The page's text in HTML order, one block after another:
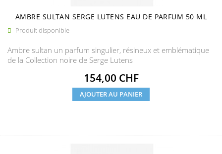
AMBRE SULTAN SERGE LUTENS EAU DE PARFUM 50 ML
 Produit disponible
Ambre sultan un parfum singulier, résineux et emblématique
de la Collection noire de Serge Lutens
Prix
154,00 CHF
AJOUTER AU PANIER